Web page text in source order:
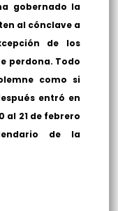
gobernado la
al cónclave a
de los
perdona. Todo
como si
entró en
al 21 de febrero
de la